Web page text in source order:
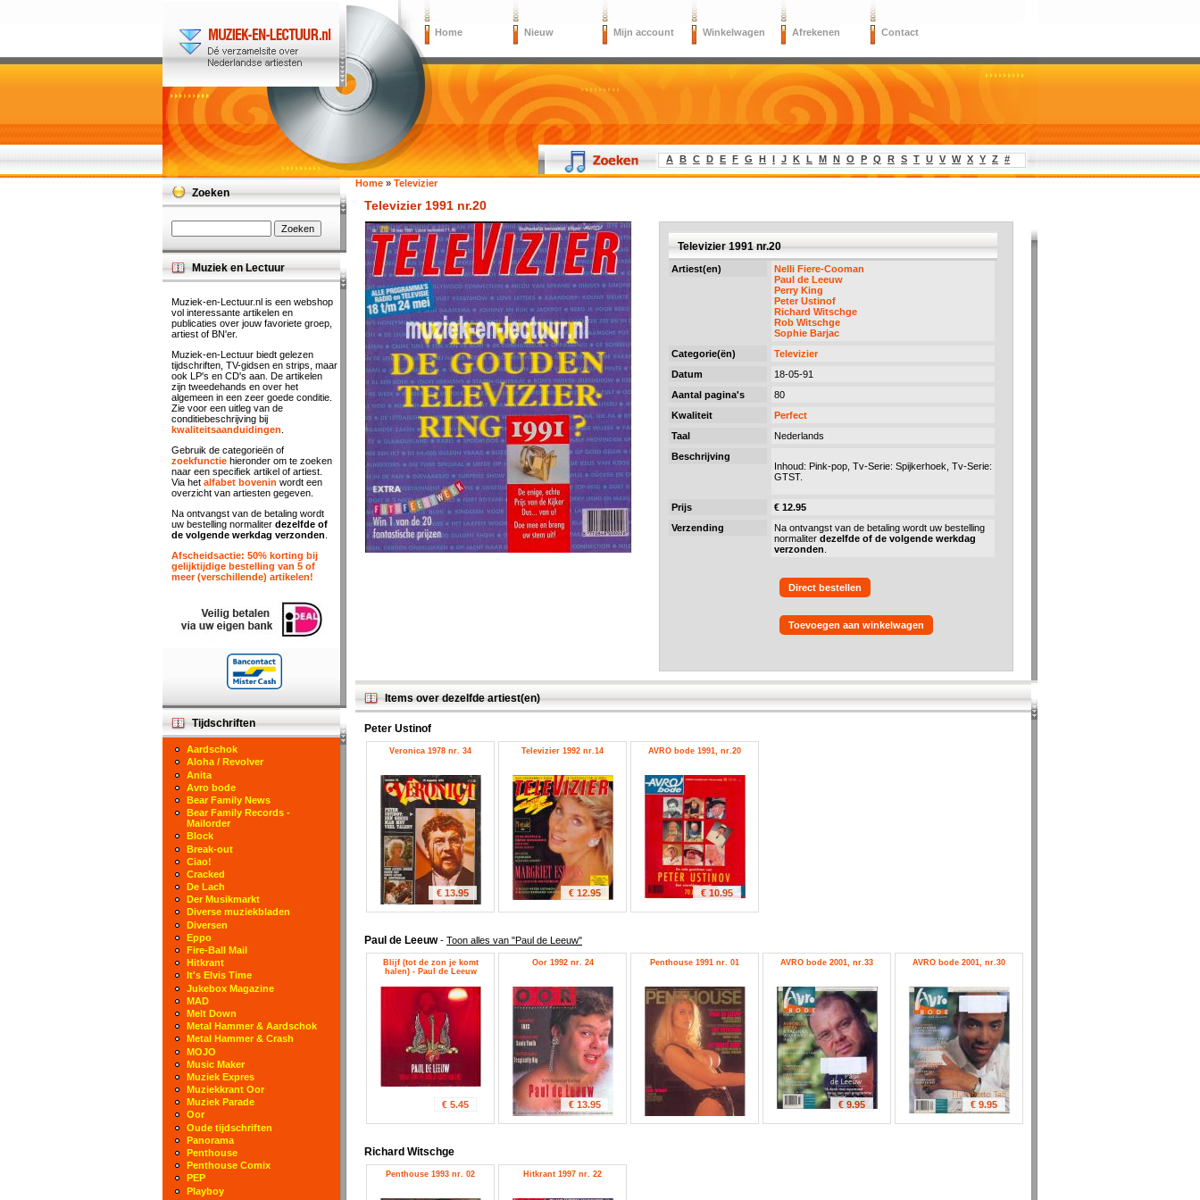
Home Nieuw Mijn account Winkelwagen Afrekenen Contact
A B C D E F G H I J K L M N O P Q R S T U V W X Y Z #
Home » Televizier
Televizier 1991 nr.20
Televizier 1991 nr.20
Artiest(en)
Nelli Fiere-Cooman
Paul de Leeuw
Perry King
Peter Ustinof
Richard Witschge
Rob Witschge
Sophie Barjac
Categorie(ën)
Televizier
Datum
18-05-91
Aantal pagina's
80
Kwaliteit
Perfect
Taal
Nederlands
Beschrijving
Inhoud: Pink-pop, Tv-Serie: Spijkerhoek, Tv-Serie:
GTST.
Prijs
€ 12.95
Verzending
Na ontvangst van de betaling wordt uw bestelling
normaliter dezelfde of de volgende werkdag
verzonden
Direct bestellen
Toevoegen aan winkelwagen
Items over dezelfde artiest(en)
Peter Ustinof
Veronica 1978 nr. 34
€ 13.95
Televizier 1992 nr.14
€ 12.95
AVRO bode 1991, nr.20
€ 10.95
Paul de Leeuw- Toon alles van "Paul de Leeuw"
Blijf (tot de zon je komt
halen) - Paul de Leeuw
€ 5.45
Oor 1992 nr. 24
€ 13.95
Penthouse 1991 nr. 01 AVRO bode 2001, nr.33
€ 9.95
AVRO bode 2001, nr.30
€ 9.95
Richard Witschge
Penthouse 1993 nr. 02 Hitkrant 1997 nr. 22
Zoeken
Muziek en Lectuur
Muziek-en-Lectuur.nl is een webshop
vol interessante artikelen en
publicaties over jouw favoriete groep,
artiest of BN'er.
Muziek-en-Lectuur biedt gelezen
tijdschriften, TV-gidsen en strips, maar
ook LP's en CD's aan. De artikelen
zijn tweedehands en over het
algemeen in een zeer goede conditie.
Zie voor een uitleg van de
conditiebeschrijving bij
kwaliteitsaanduidingen
Gebruik de categorieën of
zoekfunctie hieronder om te zoeken
naar een specifiek artikel of artiest.
Via het alfabet bovenin wordt een
overzicht van artiesten gegeven.
Na ontvangst van de betaling wordt
uw bestelling normaliter dezelfde of
de volgende werkdag verzonden
Afscheidsactie: 50% korting bij
gelijktijdige bestelling van 5 of
meer (verschillende) artikelen!
Tijdschriften
Aardschok
Aloha / Revolver
Anita
Avro bode
Bear Family News
Bear Family Records -
Mailorder
Block
Break-out
Ciao!
Cracked
De Lach
Der Musikmarkt
Diverse muziekbladen
Diversen
Eppo
Fire-Ball Mail
Hitkrant
It's Elvis Time
Jukebox Magazine
MAD
Melt Down
Metal Hammer & Aardschok
Metal Hammer & Crash
MOJO
Music Maker
Muziek Expres
Muziekkrant Oor
Muziek Parade
Oor
Oude tijdschriften
Panorama
Penthouse
Penthouse Comix
PEP
Playboy